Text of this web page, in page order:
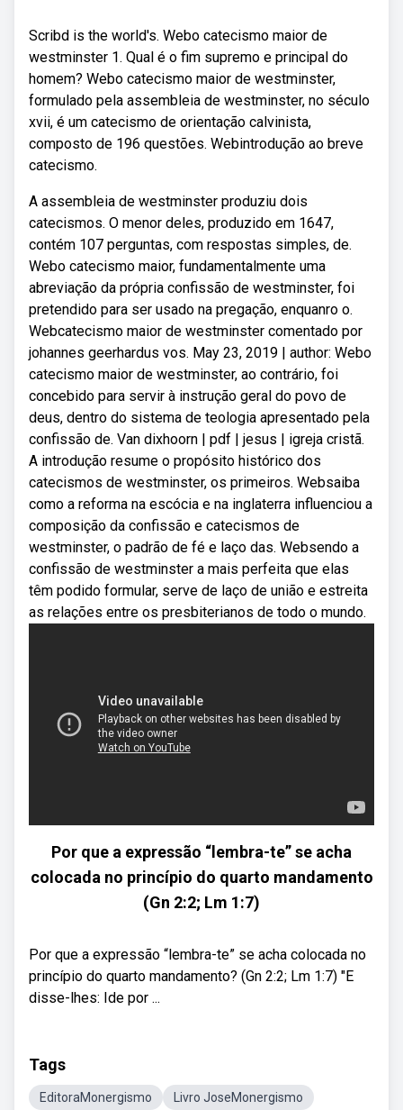
Scribd is the world's. Webo catecismo maior de
westminster 1. Qual é o fim supremo e principal do
homem? Webo catecismo maior de westminster,
formulado pela assembleia de westminster, no século
xvii, é um catecismo de orientação calvinista,
composto de 196 questões. Webintrodução ao breve
catecismo.
A assembleia de westminster produziu dois
catecismos. O menor deles, produzido em 1647,
contém 107 perguntas, com respostas simples, de.
Webo catecismo maior, fundamentalmente uma
abreviação da própria confissão de westminster, foi
pretendido para ser usado na pregação, enquanro o.
Webcatecismo maior de westminster comentado por
johannes geerhardus vos. May 23, 2019 | author: Webo
catecismo maior de westminster, ao contrário, foi
concebido para servir à instrução geral do povo de
deus, dentro do sistema de teologia apresentado pela
confissão de. Van dixhoorn | pdf | jesus | igreja cristã.
A introdução resume o propósito histórico dos
catecismos de westminster, os primeiros. Websaiba
como a reforma na escócia e na inglaterra influenciou a
composição da confissão e catecismos de
westminster, o padrão de fé e laço das. Websendo a
confissão de westminster a mais perfeita que elas
têm podido formular, serve de laço de união e estreita
as relações entre os presbiterianos de todo o mundo.
Por que a expressão “lembra-te” se acha
colocada no princípio do quarto mandamento
(Gn 2:2; Lm 1:7)
Por que a expressão “lembra-te” se acha colocada no
princípio do quarto mandamento? (Gn 2:2; Lm 1:7) "E
disse-lhes: Ide por ...
Tags
EditoraMonergismo Livro JoseMonergismo